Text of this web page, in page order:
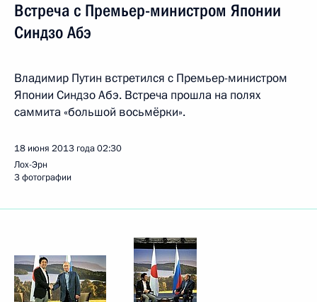
Встреча с Премьер-министром Японии
Синдзо Абэ
Владимир Путин встретился с Премьер-министром
Японии Синдзо Абэ. Встреча прошла на полях
саммита «большой восьмёрки».
18 июня 2013 года02:30
Лох-Эрн
3 фотографии